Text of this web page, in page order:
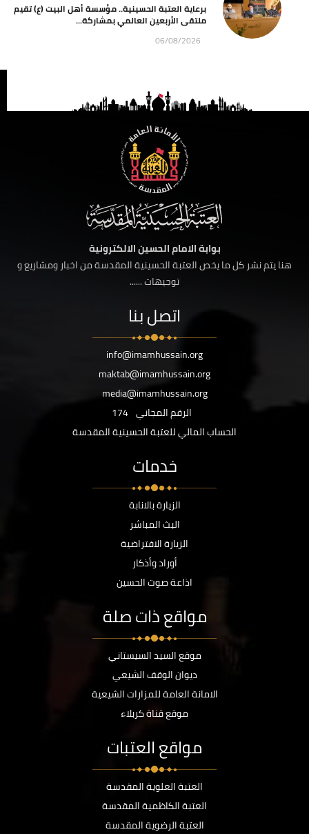
برعاية العتبة الحسينية.. مؤسسة أهل البيت (ع) تقيم
ملتقى الأربعين العالمي بمشاركة...
06/08/2026
بوابة الامام الحسين الالكترونية
هنا يتم نشر كل ما يخص العتبة الحسينية المقدسة من اخبار ومشاريع و
توجيهات ......
اتصل بنا
info@imamhussain.org
maktab@imamhussain.org
media@imamhussain.org
الرقم المجاني 174
الحساب المالي للعتبة الحسينية المقدسة
خدمات
الزيارة بالانابة
البث المباشر
الزيارة الافتراضية
أوراد وأذكار
اذاعة صوت الحسين
مواقع ذات صلة
موقع السيد السيستاني
ديوان الوقف الشيعي
الامانة العامة للمزارات الشيعية
موقع قناة كربلاء
مواقع العتبات
العتبة العلوية المقدسة
العتبة الكاظمية المقدسة
العتبة الرضوية المقدسة